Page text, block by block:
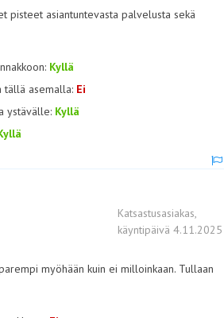
pisteet asiantuntevasta palvelusta sekä
Kyllä
tällä asemalla: Ei
ystävälle: Kyllä
Katsastusasiakas,
käyntipäivä 4.11.2025
myöhään kuin ei milloinkaan. Tullaan